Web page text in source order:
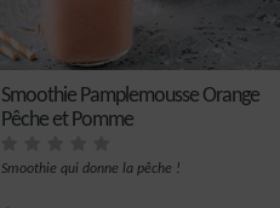
Smoothie Pamplemousse Orange
Pêche et Pomme
Smoothie qui donne la pêche !